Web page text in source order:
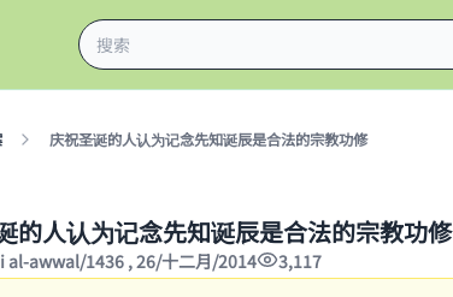
庆祝圣诞的人认为记念先知诞辰是合法的宗教功修
的人认为记念先知诞辰是合法的宗教功修
al-awwal/1436 , 26/十二月/2014 3,117